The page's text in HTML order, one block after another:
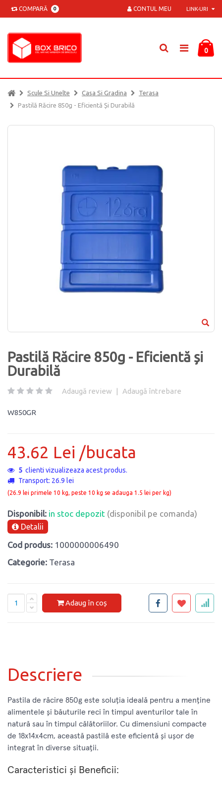
COMPARĂ 0 LINK-URI
CONTUL MEU
0
Scule Si Unelte Casa Si Gradina
Terasa
Pastilă Răcire 850g - Eficientă Și Durabilă
Pastilă Răcire 850g - Eficientă și
Durabilă
Adaugă review | Adaugă întrebare
W850GR
43.62 Lei /bucata
5 clienti vizualizeaza acest produs.
Transport: 26.9 lei
(26.9 lei primele 10 kg, peste 10 kg se adauga 1.5 lei per kg)
Disponibil: in stoc depozit (disponibil pe comanda)
Detalii
Cod produs: 1000000006490
Categorie: Terasa
Adaug în coș
Descriere
Pastila de răcire 850g este soluția ideală pentru a menține
alimentele și băuturile reci în timpul aventurilor tale în
natură sau în timpul călătoriilor. Cu dimensiuni compacte
de 18x14x4cm, această pastilă este eficientă și ușor de
integrat în diverse situații.
Caracteristici și Beneficii: